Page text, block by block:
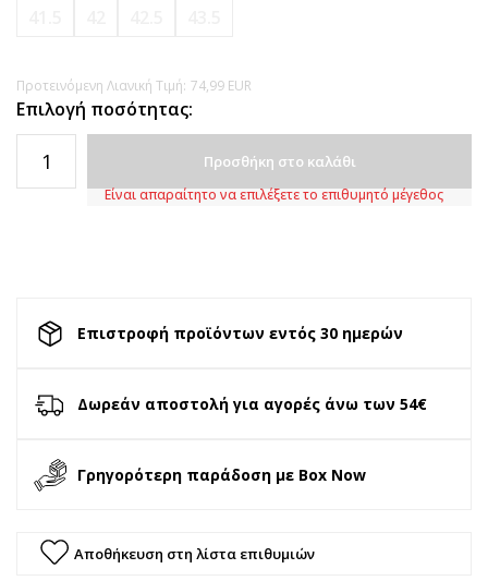
Προτεινόμενη Λιανική Τιμή: 74,99 EUR
Επιλογή ποσότητας:
Προσθήκη στο καλάθι
Είναι απαραίτητο να επιλέξετε το επιθυμητό μέγεθος
Επιστροφή προϊόντων εντός 30 ημερών
Δωρεάν αποστολή για αγορές άνω των 54€
Γρηγορότερη παράδοση με Box Now
Αποθήκευση στη λίστα επιθυμιών